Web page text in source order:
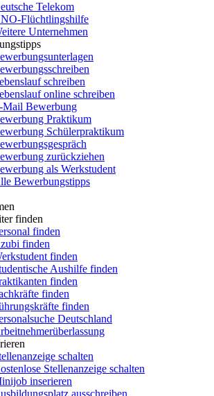
Telekom
Flüchtlingshilfe
Unternehmen
schreiben
online schreiben
Mail Bewerbung
Praktikum
Schülerpraktikum
zurückziehen
als Werkstudent
Bewerbungstipps
finden
finden
finden
finden
Aushilfe finden
finden
finden
finden
Deutschland
schalten
Stellenanzeige schalten
inserieren
ausschreiben